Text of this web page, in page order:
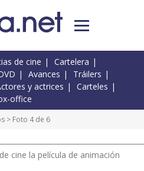
de cine
Cartelera
Avances
Tráilers
y actrices
Carteles
office
> Foto 4 de 6
cine la película de animación